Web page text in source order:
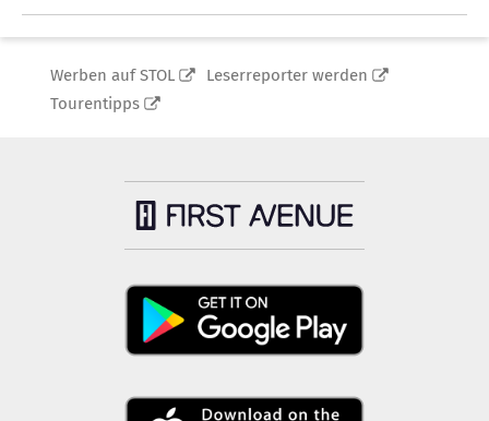
Werben auf STOL
Leserreporter werden
Tourentipps